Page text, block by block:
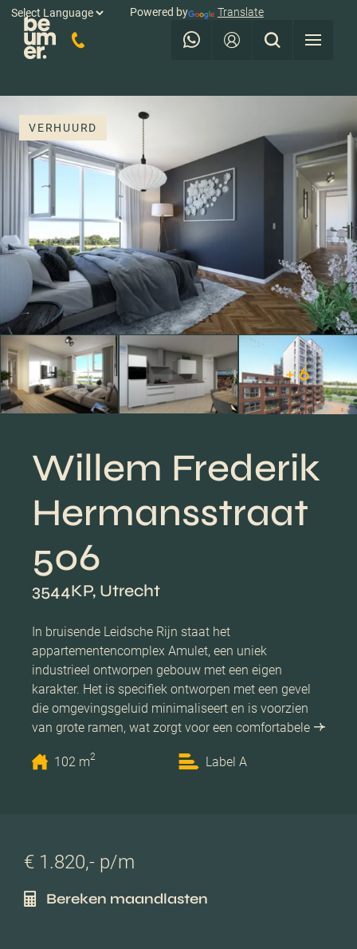
Powered by Translate
VERHUURD
+ 6
Willem Frederik
Hermansstraat
506
3544KP, Utrecht
In bruisende Leidsche Rijn staat het
appartementencomplex Amulet, een uniek
industrieel ontworpen gebouw met een eigen
karakter. Het is specifiek ontworpen met een gevel
die omgevingsgeluid minimaliseert en is voorzien
van grote ramen, wat zorgt voor een comfortabele
102 m2 Label A
€ 1.820,- p/m
Bereken maandlasten